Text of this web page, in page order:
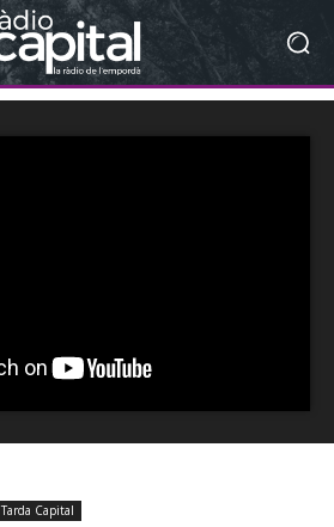
Tarda Capital